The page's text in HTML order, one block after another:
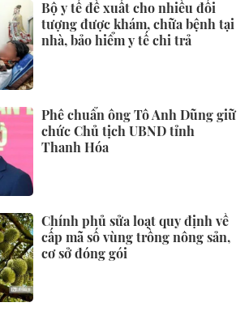
Bộ y tế đề xuất cho nhiều đối
tượng được khám, chữa bệnh tại
nhà, bảo hiểm y tế chi trả
Phê chuẩn ông Tô Anh Dũng giữ
chức Chủ tịch UBND tỉnh
Thanh Hóa
Chính phủ sửa loạt quy định về
cấp mã số vùng trồng nông sản,
cơ sở đóng gói